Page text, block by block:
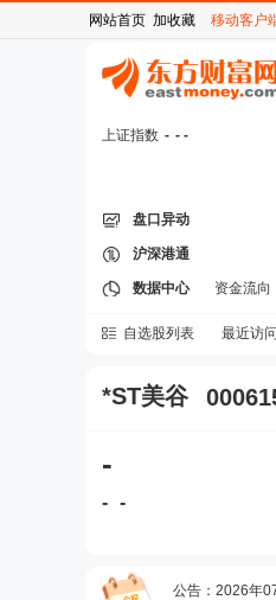
上证指数 - - -
盘口异动
沪深港通
数据中心 资金流向
自选股列表 最近访
*ST美谷
-
- -
公告 ： 2026年
网站首页 加收藏 移动客户